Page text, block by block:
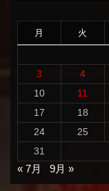
月 火
3
4
10
11
17
18
24
25
31
« 7月
9月 »